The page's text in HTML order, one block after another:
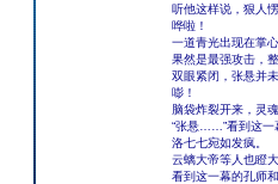
听他这样说，狠人
哗啦！
一道青光出现在掌
果然是最强攻击，
双眼紧闭，张悬并
嘭！
脑袋炸裂开来，灵
“张悬……”看到这一
洛七七宛如发疯。
云螭大帝等人也瞪
看到这一幕的孔师